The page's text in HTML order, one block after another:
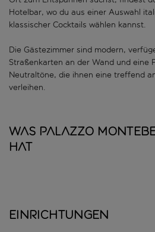
Hotelbar, wo du aus einer Auswahl
klassischer Cocktails wählen kannst.
Die Gästezimmer sind modern,
Straßenkarten an der Wand und eine
Neutraltöne, die ihnen eine treffend
verleihen.
Was Palazzo
hat
Einrichtungen